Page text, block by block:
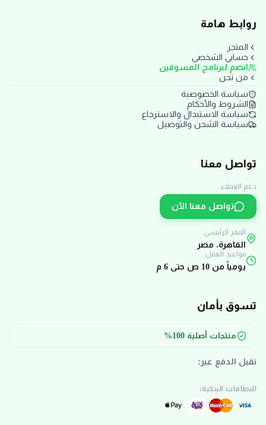
روابط هامة
المتجر
حسابي الشخصي
انضم لبرنامج المسوقين
من نحن
سياسة الخصوصية
الشروط والأحكام
سياسة الاستبدال والاسترجاع
سياسة الشحن والتوصيل
تواصل معنا
دعم العملاء:
تواصل معنا الآن
المقر الرئيسي:
القاهرة، مصر
مواعيد العمل:
يومياً من 10 ص حتى 6 م
تسوق بأمان
منتجات أصلية 100%
نقبل الدفع عبر:
البطاقات البنكية: